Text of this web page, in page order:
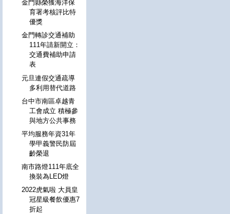
金門縣榮獲海洋保
育署考核評比特
優獎
金門轉診交通補助
111年請新開立：
交通費補助申請
表
元旦連假交通疏導
多利用替代道路
台中市南區卓越青
工會成立 積極參
與地方公共事務
平均服務年資31年
學甲義警民防屆
齡榮退
南市路燈111年底全
換裝為LED燈
2022虎氣啦 大員皇
冠星級餐飲優惠7
折起